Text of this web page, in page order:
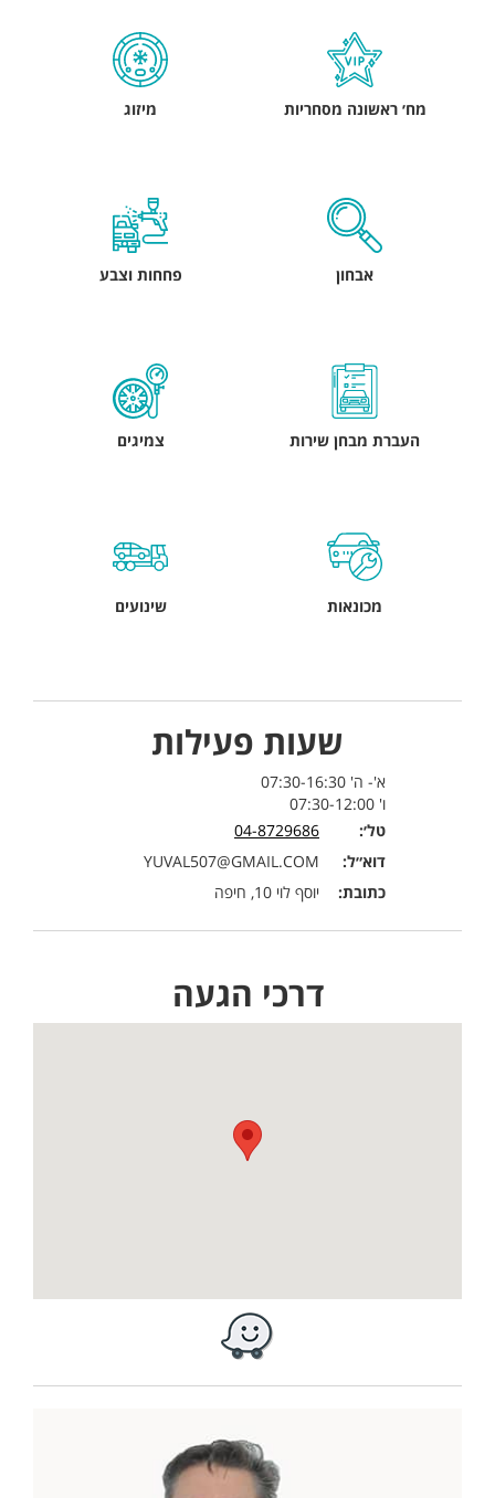
מח׳ ראשונה מסחריות מיזוג
אבחון פחחות וצבע
העברת מבחן שירות צמיגים
מכונאות שינועים
שעות פעילות
א'- ה' 07:30-16:30
ו' 07:30-12:00
טל׳:
04-8729686
דוא״ל:
YUVAL507@GMAIL.COM
כתובת:
יוסף לוי 10, חיפה
דרכי הגעה